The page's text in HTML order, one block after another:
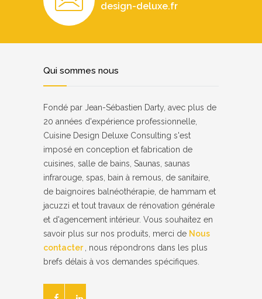
design-deluxe.fr
Qui sommes nous
Fondé par Jean-Sébastien Darty, avec plus de
20 années d'expérience professionnelle,
Cuisine Design Deluxe Consulting s'est
imposé en conception et fabrication de
cuisines, salle de bains, Saunas, saunas
infrarouge, spas, bain à remous, de sanitaire,
de baignoires balnéothérapie, de hammam et
jacuzzi et tout travaux de rénovation générale
et d'agencement intérieur. Vous souhaitez en
savoir plus sur nos produits, merci de Nous
contacter
, nous répondrons dans les plus
brefs délais à vos demandes spécifiques.